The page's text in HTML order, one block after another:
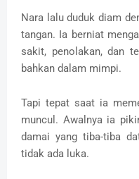
Nara lalu duduk diam
tangan. Ia berniat
sakit, penolakan, dan
bahkan dalam mimpi.
Tapi tepat saat ia
muncul. Awalnya ia
damai yang tiba-tiba
tidak ada luka.